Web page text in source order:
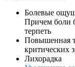
Болевые
Причем боли
терпеть
Повышенная
критических
Лихорадка